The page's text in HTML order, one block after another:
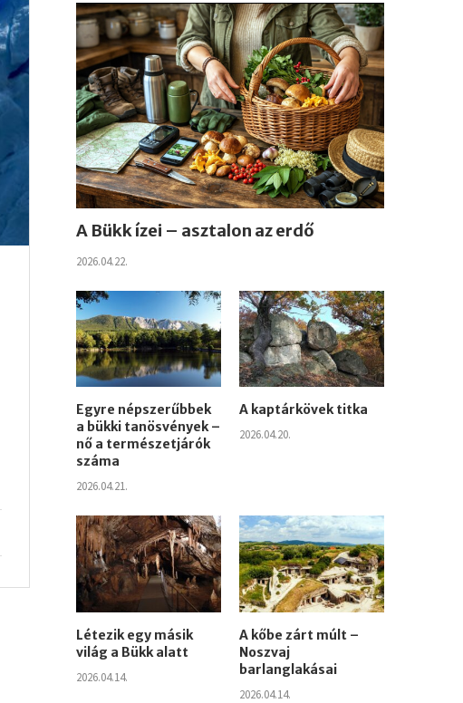
A Bükk ízei – asztalon az erdő
2026.04.22.
Egyre népszerűbbek
a bükki tanösvények –
nő a természetjárók
száma
2026.04.21.
A kaptárkövek titka
2026.04.20.
Létezik egy másik
világ a Bükk alatt
2026.04.14.
A kőbe zárt múlt –
Noszvaj
barlanglakásai
2026.04.14.